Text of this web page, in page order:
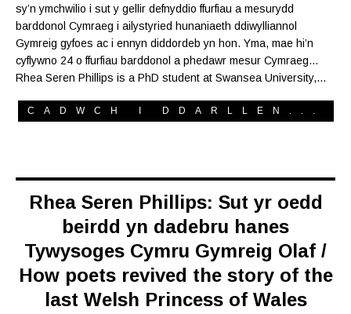
sy’n ymchwilio i sut y gellir defnyddio ffurfiau a mesurydd
barddonol Cymraeg i ailystyried hunaniaeth ddiwylliannol
Gymreig gyfoes ac i ennyn diddordeb yn hon. Yma, mae hi’n
cyflywno 24 o ffurfiau barddonol a phedawr mesur Cymraeg…
Rhea Seren Phillips is a PhD student at Swansea University,…
CADWCH I DDARLLEN...
Rhea Seren Phillips: Sut yr oedd
beirdd yn dadebru hanes
Tywysoges Cymru Gymreig Olaf /
How poets revived the story of the
last Welsh Princess of Wales